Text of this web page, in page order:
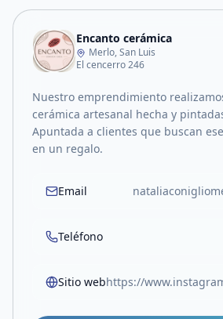
Encanto cerámica
Merlo, San Luis
El cencerro 246
Nuestro emprendimiento
cerámica artesanal hecha y
Apuntada a clientes que buscan
en un regalo.
Email
Teléfono
Sitio web